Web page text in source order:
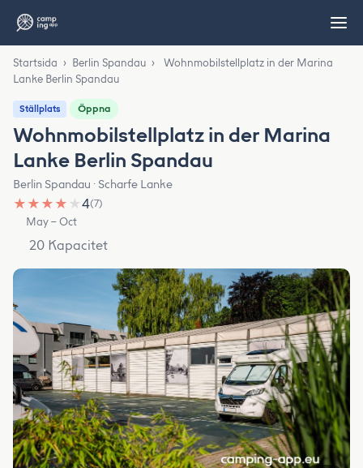
Startsida › Berlin Spandau ›
Wohnmobilstellplatz in der Marina
Lanke Berlin Spandau
Ställplats Öppna
Wohnmobilstellplatz in der Marina
Lanke Berlin Spandau
Berlin Spandau · Scharfe Lanke
★ ★ ★ ★ ★4(7)
May – Oct
20 Kapacitet